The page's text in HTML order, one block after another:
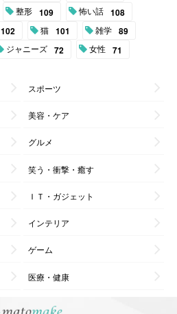
整形 109 怖い話 108
102 猫 101 雑学 89
ジャニーズ 72 女性 71
スポーツ
美容・ケア
グルメ
笑う・衝撃・癒す
ＩＴ・ガジェット
インテリア
ゲーム
医療・健康